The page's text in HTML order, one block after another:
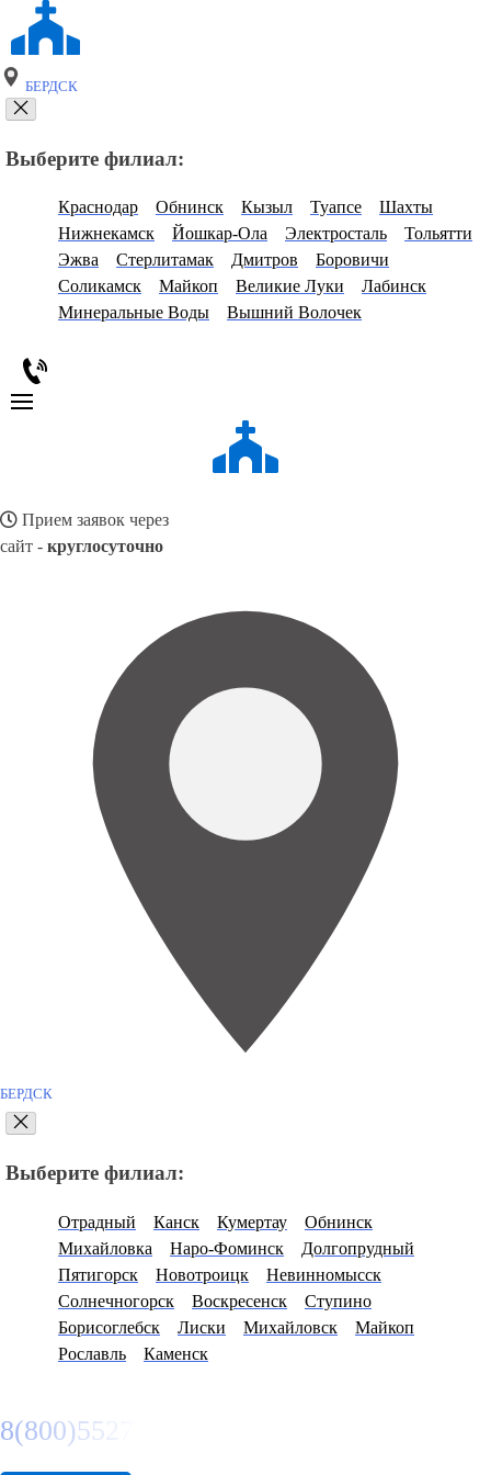
БЕРДСК
Выберите филиал:
Краснодар Обнинск Кызыл Туапсе
Шахты
Нижнекамск
Йошкар-Ола Электросталь
Тольятти
Эжва
Стерлитамак Дмитров
Боровичи
Соликамск
Майкоп Великие Луки
Лабинск
Минеральные Воды
Вышний Волочек
Прием заявок через
сайт - круглосуточно
БЕРДСК
Выберите филиал:
Отрадный Канск Кумертау
Обнинск
Михайловка
Наро-Фоминск
Долгопрудный
Пятигорск
Новотроицк
Невинномысск
Солнечногорск
Воскресенск
Ступино
Борисоглебск
Лиски Михайловск
Майкоп
Рославль
Каменск
8(800)5527584